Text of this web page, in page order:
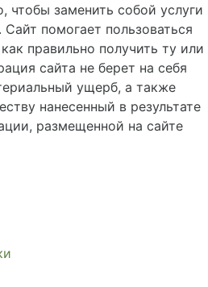
чтобы заменить собой услуги
помогает пользоваться
правильно получить ту или
сайта не берет на себя
ущерб, а также
нанесенный в результате
размещенной на сайте